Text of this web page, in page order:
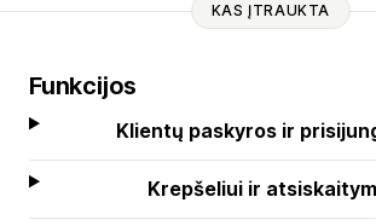
KAS ĮTRAUKTA
Funkcijos
Klientų paskyros ir
Krepšeliui ir